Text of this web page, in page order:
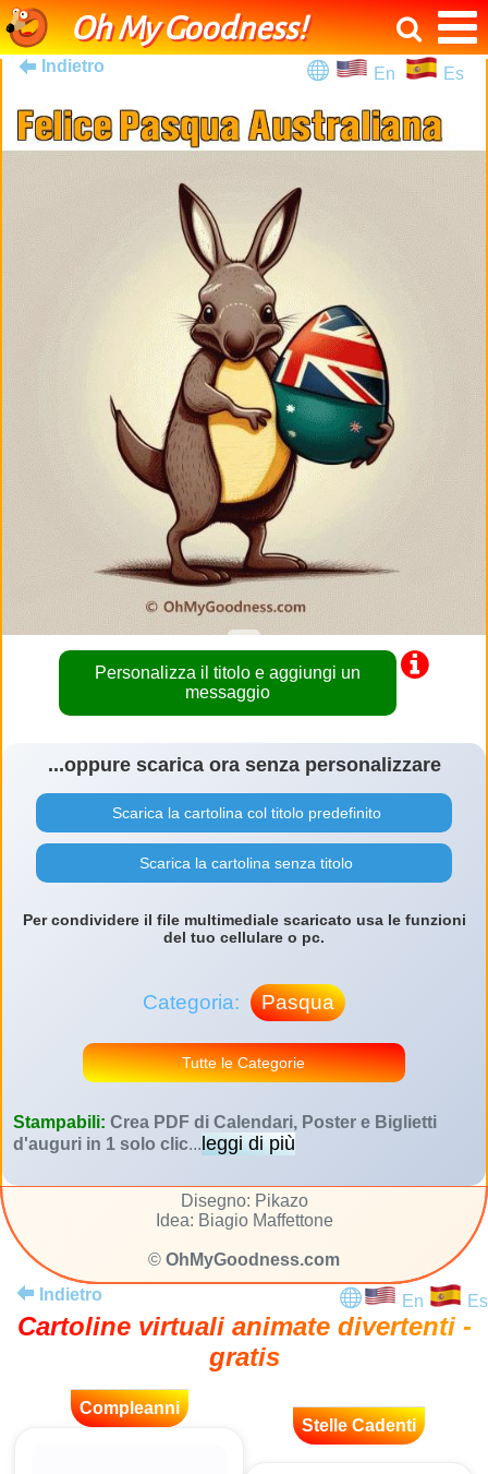
Oh My Goodness!
Indietro En Es
Personalizza il titolo e aggiungi un
messaggio
...oppure scarica ora senza personalizzare
Scarica la cartolina col titolo predefinito
Scarica la cartolina senza titolo
Per condividere il file multimediale scaricato usa le funzioni
del tuo cellulare o pc.
Categoria: Pasqua
Tutte le Categorie
Stampabili: Crea PDF di Calendari, Poster e Biglietti
d'auguri in 1 solo clic...leggi di più
Disegno: Pikazo
Idea: Biagio Maffettone
© OhMyGoodness.com
Indietro
En Es
Cartoline virtuali animate divertenti -
gratis
Compleanni
Stelle Cadenti